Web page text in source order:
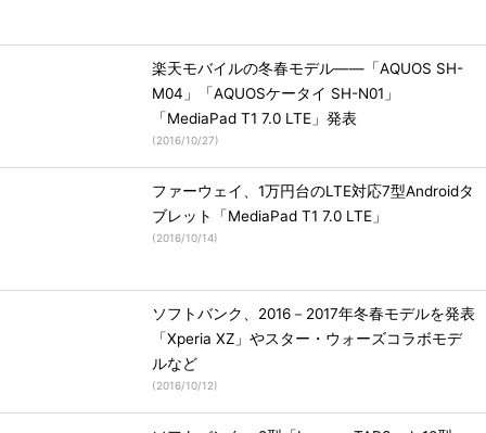
楽天モバイルの冬春モデル――「AQUOS SH-
M04」「AQUOSケータイ SH-N01」
「MediaPad T1 7.0 LTE」発表
(2016/10/27)
ファーウェイ、1万円台のLTE対応7型Androidタ
ブレット「MediaPad T1 7.0 LTE」
(2016/10/14)
ソフトバンク、2016－2017年冬春モデルを発表
「Xperia XZ」やスター・ウォーズコラボモデ
ルなど
(2016/10/12)